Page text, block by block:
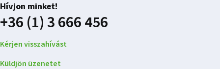
Hívjon minket!
+36 (1) 3 666 456
Kérjen visszahívást
Küldjön üzenetet